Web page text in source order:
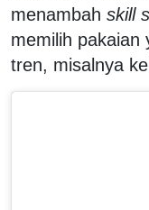
menambah skill
memilih pakaian
tren, misalnya